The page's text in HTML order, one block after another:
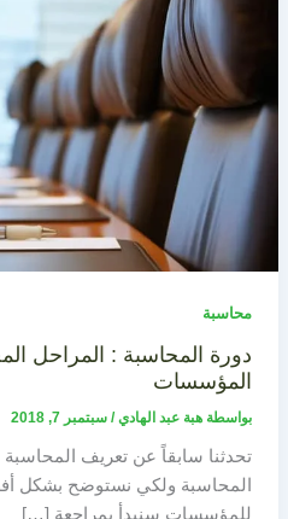
محاسبة
دورة المحاسبة : المراحل
المؤسسات
بواسطة هبة عبد الهادي/ سبتمبر 7, 2018
تحدثنا سابقاً عن تعريف
المحاسبة ولكي نستوضح بشكل
للمؤسسات سنبدأ بمراجعة […]